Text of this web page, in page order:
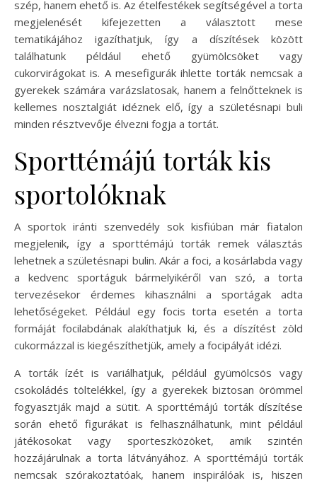
szép, hanem ehető is. Az ételfestékek segítségével a torta
megjelenését kifejezetten a választott mese
tematikájához igazíthatjuk, így a díszítések között
találhatunk például ehető gyümölcsöket vagy
cukorvirágokat is. A mesefigurák ihlette torták nemcsak a
gyerekek számára varázslatosak, hanem a felnőtteknek is
kellemes nosztalgiát idéznek elő, így a születésnapi buli
minden résztvevője élvezni fogja a tortát.
Sporttémájú torták kis
sportolóknak
A sportok iránti szenvedély sok kisfiúban már fiatalon
megjelenik, így a sporttémájú torták remek választás
lehetnek a születésnapi bulin. Akár a foci, a kosárlabda vagy
a kedvenc sportáguk bármelyikéről van szó, a torta
tervezésekor érdemes kihasználni a sportágak adta
lehetőségeket. Például egy focis torta esetén a torta
formáját focilabdának alakíthatjuk ki, és a díszítést zöld
cukormázzal is kiegészíthetjük, amely a focipályát idézi.
A torták ízét is variálhatjuk, például gyümölcsös vagy
csokoládés töltelékkel, így a gyerekek biztosan örömmel
fogyasztják majd a sütit. A sporttémájú torták díszítése
során ehető figurákat is felhasználhatunk, mint például
játékosokat vagy sporteszközöket, amik szintén
hozzájárulnak a torta látványához. A sporttémájú torták
nemcsak szórakoztatóak, hanem inspirálóak is, hiszen